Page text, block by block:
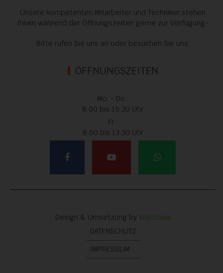
Unsere kompetenten Mitarbeiter und Techniker stehen
Ihnen während der Öffnungszeiten gerne zur Verfügung-
Bitte rufen Sie uns an oder besuchen Sie uns.
ÖFFNUNGSZEITEN
Mo. - Do.:
8:00 bis 15:30 Uhr
Fr.:
8:00 bis 13:30 Uhr
DATENSCHUTZ
IMPRESSUM
Design & Umsetzung by Webtonia